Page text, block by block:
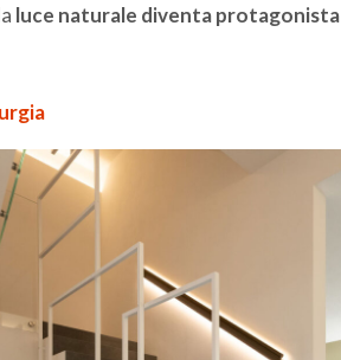
luce naturale diventa protagonista